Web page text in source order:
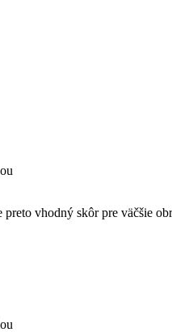
vhodný skôr pre väčšie